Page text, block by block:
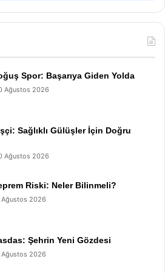
Spor: Başarıya Giden Yolda
Ağustos 2026
Sağlıklı Gülüşler İçin Doğru
Ağustos 2026
Riski: Neler Bilinmeli?
2026
Şehrin Yeni Gözdesi
2026